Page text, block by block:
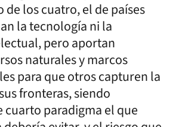
de los cuatro, el de países
la tecnología ni la
pero aportan
naturales y marcos
para que otros capturen la
fronteras, siendo
cuarto paradigma el que